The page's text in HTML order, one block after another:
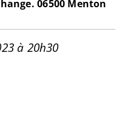
06500 Menton
à 20h30